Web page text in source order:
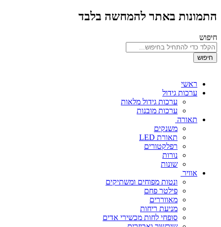
התמונות באתר להמחשה בלבד
חיפוש
חיפוש
ראשי
ערכות גידול
ערכות גידול מלאות
ערכות מובנות
תאורה
משנקים
תאורת LED
רפלקטורים
נורות
שונות
אוויר
ונטות מפוחים ומשתיקים
פילטר פחם
מאווררים
מניעת ריחות
סופחי לחות מכשירי אדים